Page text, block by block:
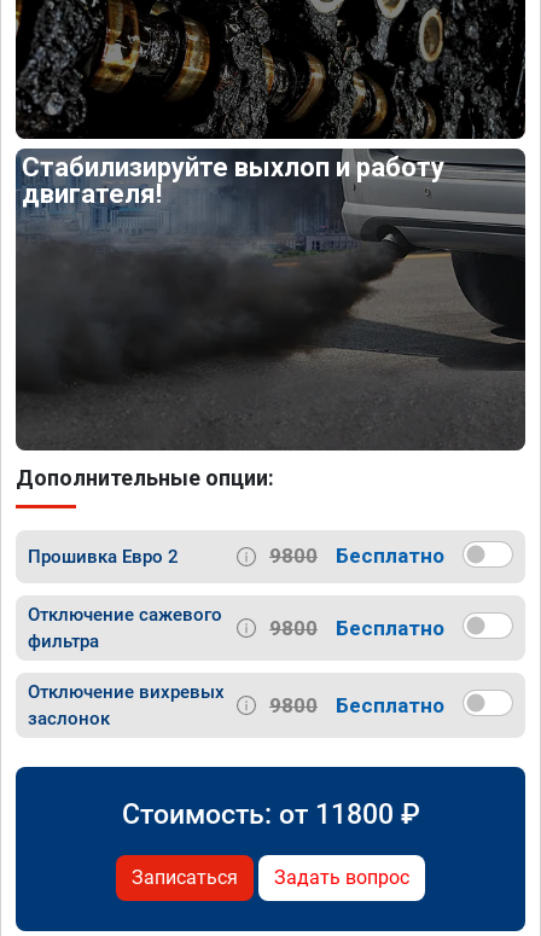
Стабилизируйте выхлоп и работу
двигателя!
Дополнительные опции:
Прошивка Евро 2 9800 Бесплатно
Отключение сажевого
фильтра
9800 Бесплатно
Отключение вихревых
заслонок
9800 Бесплатно
Стоимость: от 11800 ₽
Записаться Задать вопрос